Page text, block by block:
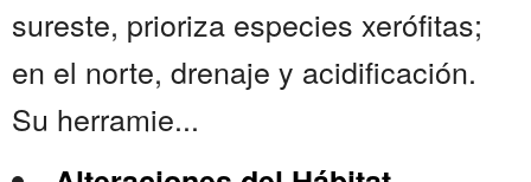
sureste, prioriza especies xerófitas;
en el norte, drenaje y acidificación.
Su herramie...